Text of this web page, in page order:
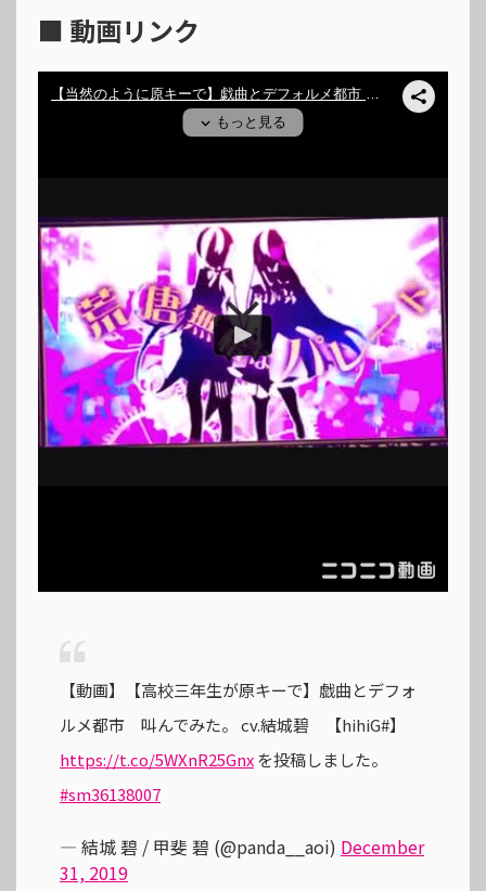
■ 動画リンク
【動画】【高校三年生が原キーで】戯曲とデフォ
ルメ都市 叫んでみた。 cv.結城碧 【hihiG#】
https://t.co/5WXnR25Gnxを投稿しました。
#sm36138007
— 結城 碧 / 甲斐 碧 (@panda__aoi) December
31, 2019